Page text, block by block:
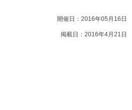
開催日：2016年05月16日
掲載日：2016年4月21日